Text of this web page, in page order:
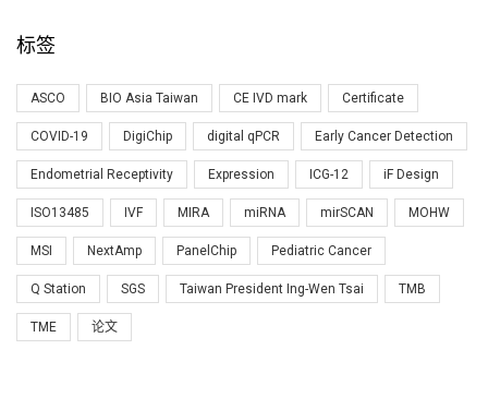
标签
ASCO BIO Asia Taiwan CE IVD mark Certificate
COVID-19 DigiChip digital qPCR Early Cancer Detection
Endometrial Receptivity Expression ICG-12 iF Design
ISO13485 IVF MIRA miRNA mirSCAN MOHW
MSI NextAmp PanelChip Pediatric Cancer
Q Station SGS Taiwan President Ing-Wen Tsai TMB
TME 论文